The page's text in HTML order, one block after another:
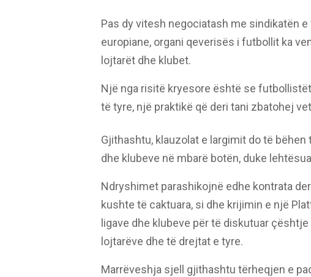
Pas dy vitesh negociatash me sindikatën
europiane, organi qeverisës i futbollit ka
lojtarët dhe klubet.
Një nga risitë kryesore është se
të tyre, një praktikë që deri tani zbatohej
Gjithashtu, klauzolat e largimit do të
dhe klubeve në mbarë botën, duke
Ndryshimet parashikojnë edhe kontrata
kushte të caktuara, si dhe krijimin e një
ligave dhe klubeve për të diskutuar
lojtarëve dhe të drejtat e tyre.
Marrëveshja sjell gjithashtu tërheqjen e